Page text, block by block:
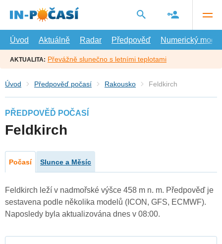
hlavní
Úvod
Aktuálně Radar Předpověď Numerický model
AKTUALITA: Převážně slunečno s letními teplotami
Úvod Předpověď počasí Rakousko Feldkirch
PŘEDPOVĚĎ POČASÍ
Feldkirch
Počasí Slunce a Měsíc
Feldkirch leží v nadmořské výšce 458 m n. m. Předpověď je
sestavena podle několika modelů (ICON, GFS, ECMWF).
Naposledy byla aktualizována dnes v 08:00.